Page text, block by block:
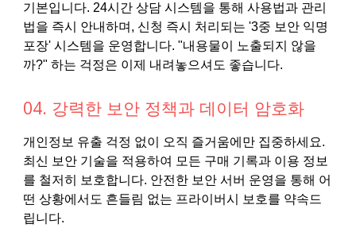
기본입니다. 24시간 상담 시스템을 통해 사용법과 관리
법을 즉시 안내하며, 신청 즉시 처리되는 '3중 보안 익명
포장' 시스템을 운영합니다. "내용물이 노출되지 않을
까?" 하는 걱정은 이제 내려놓으셔도 좋습니다.
04. 강력한 보안 정책과 데이터 암호화
개인정보 유출 걱정 없이 오직 즐거움에만 집중하세요.
최신 보안 기술을 적용하여 모든 구매 기록과 이용 정보
를 철저히 보호합니다. 안전한 보안 서버 운영을 통해 어
떤 상황에서도 흔들림 없는 프라이버시 보호를 약속드
립니다.